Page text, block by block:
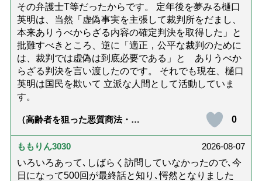
その弁護士T等だったからです。 定年後を夢みる樋口
英明は、当然「虚偽事実を主張して裁判所をだまし、
本来ありうべからざる内容の確定判決を取得した」と
批難すべきところ、逆に「適正，公平な裁判のために
は、裁判では虚偽は到底必要である」と ありうべか
らざる判決を言い渡したのです。 それでも現在、樋口
英明は国民を欺いて 立派な人間として活動していま
す。
（高齢者を狙った悪質商法・訪
ないための4つの対策「騙されや
すい人の特徴は？」【社会福祉
0
ももりん3030
2026-08-07
いろいろあって､しばらく訪問していなかったので､今
日になって500回が最終話と知り､愕然となりました